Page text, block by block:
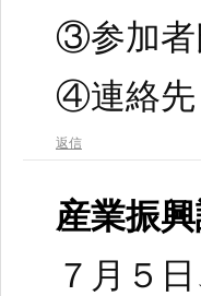
③参加者
④連絡先
返信
産業振
７月５